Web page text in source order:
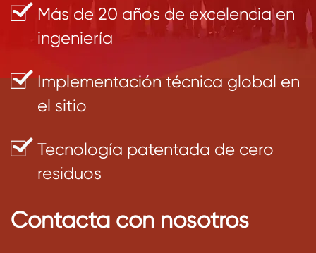
Más de 20 años de excelencia en
ingeniería
Implementación técnica global en
el sitio
Tecnología patentada de cero
residuos
Contacta con nosotros